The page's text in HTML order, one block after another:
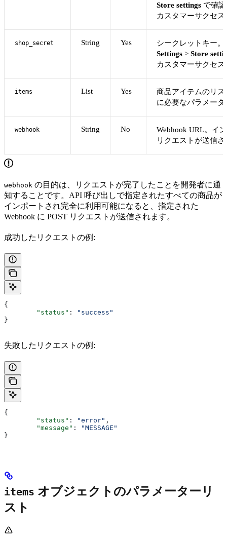
Store settings で確
カスタマーサクセ
shop_secret String Yes
シークレットキー
Settings > Store
カスタマーサクセ
items List Yes
商品アイテムのリス
に必要なパラメータ
webhook String No
Webhook URL。イ
リクエストが送信
webhook の目的は、リクエストが完了したことを開発者に通
知することです。API 呼び出しで指定されたすべての商品が
インポートされ完全に利用可能になると、指定された
Webhook に POST リクエストが送信されます。
成功したリクエストの例:
{
	"status"
:
"success"
}
失敗したリクエストの例:
{
	"status"
: "error" ,
	"message"
:
"MESSAGE"
}
items オブジェクトのパラメーターリ
スト